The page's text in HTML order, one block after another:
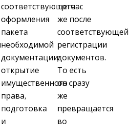
соответствующего
оформления
пакета
необходимой
документации:
открытие
имущественного
права,
подготовка
и
тотчас
же после
соответствующей
регистрации
документов.
То есть
он сразу
же
превращается
во